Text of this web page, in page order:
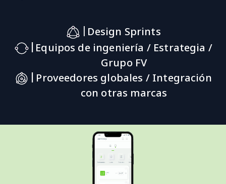
| Design Sprints
| Equipos de ingeniería / Estrategia /
Grupo FV
| Proveedores globales / Integración
con otras marcas